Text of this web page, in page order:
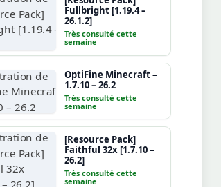
Fullbright [1.19.4 –
26.1.2]
Très consulté cette
semaine
OptiFine Minecraft –
1.7.10 – 26.2
Très consulté cette
semaine
[Resource Pack]
Faithful 32x [1.7.10 –
26.2]
Très consulté cette
semaine